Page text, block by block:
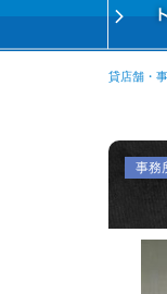
貸店舗・
事務